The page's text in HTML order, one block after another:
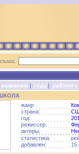
названию | году | рейтингу
жанр:
страна:
год:
режиссер:
актеры:
статистика:
добавлен: